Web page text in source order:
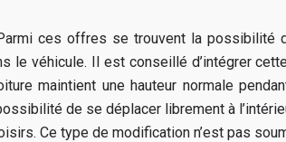
ces offres se trouvent la possibilité
le véhicule. Il est conseillé d’intégrer
maintient une hauteur normale
de se déplacer librement à
Ce type de modification n’est pas